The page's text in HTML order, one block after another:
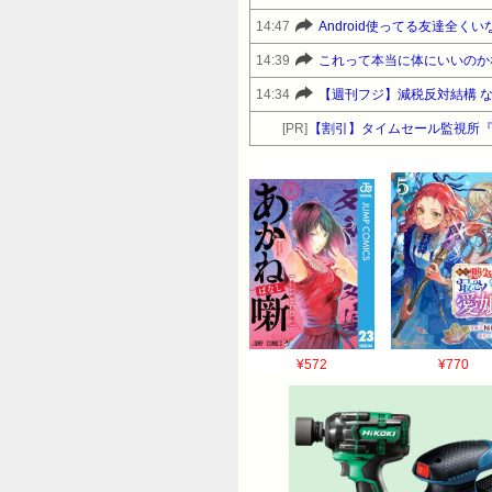
14:47 Android使ってる友達全くい
14:39 これって本当に体にいいの
14:34 【週刊フジ】減税反対結構
[PR] 【割引】タイムセール監視所
¥572 ¥770